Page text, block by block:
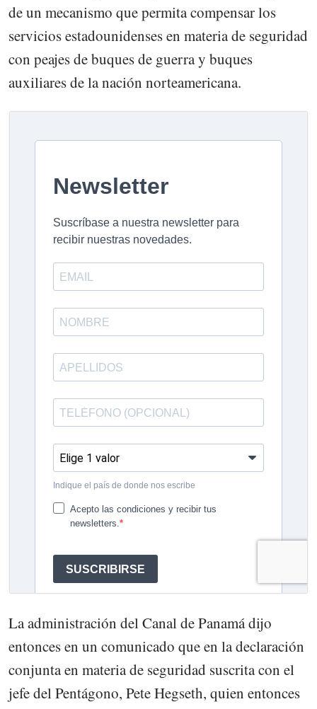
de un mecanismo que permita compensar los
servicios estadounidenses en materia de seguridad
con peajes de buques de guerra y buques
auxiliares de la nación norteamericana.
La administración del Canal de Panamá dijo
entonces en un comunicado que en la declaración
conjunta en materia de seguridad suscrita con el
jefe del Pentágono, Pete Hegseth, quien entonces